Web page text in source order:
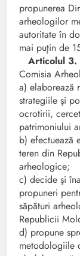
propunerea
arheologilor
autoritate în
mai puţin de
Articolul 3.
Comisia
a) elaborează
strategiile şi
ocrotirii,
patrimoniului
b) efectuează
teren din
arheologice;
c) decide şi
propuneri
săpături
Republicii
d) propune
metodologiile